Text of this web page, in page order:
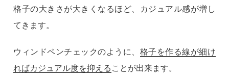
格子の大きさが大きくなるほど、カジュアル感が増し
てきます。
ウィンドペンチェックのように、 格子を作る線が細け
ればカジュアル度を抑える ことが出来ます。